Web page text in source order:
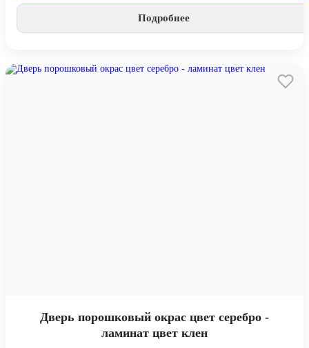
Подробнее
Дверь порошковый окрас цвет серебро -
ламинат цвет клен